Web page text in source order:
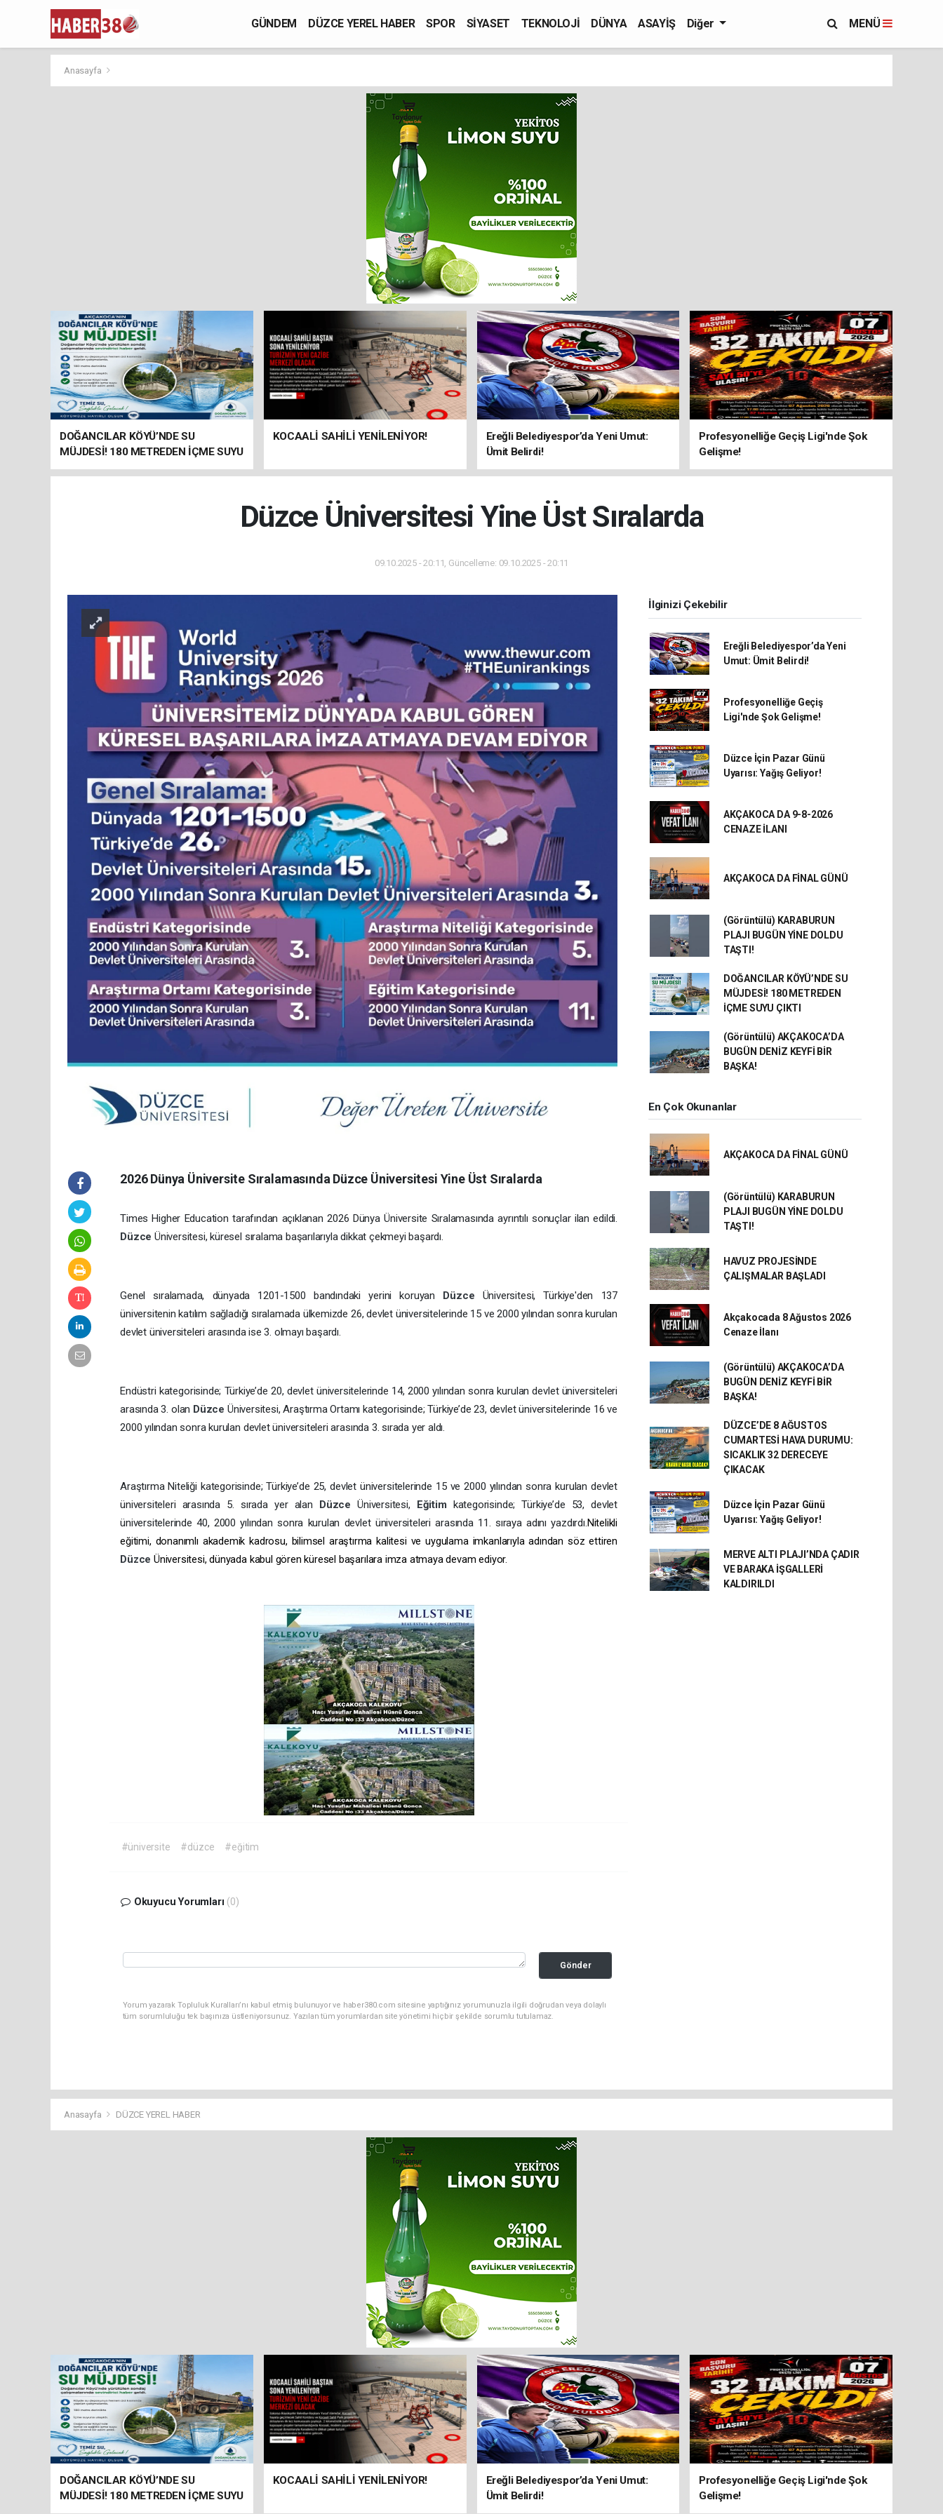
GÜNDEM DÜZCE YEREL HABER SPOR SİYASET TEKNOLOJİ DÜNYA ASAYİŞ Diğer MENÜ
Anasayfa
DOĞANCILAR KÖYÜ’NDE SU
MÜJDESİ! 180 METREDEN İÇME SUYU
ÇIKTI
KOCAALİ SAHİLİ YENİLENİYOR!
Ereğli Belediyespor’da Yeni Umut:
Ümit Belirdi!
Profesyonelliğe Geçiş Ligi'nde Şok
Gelişme!
Düzce Üniversitesi Yine Üst Sıralarda
09.10.2025 - 20:11, Güncelleme: 09.10.2025 - 20:11
2026 Dünya Üniversite Sıralamasında Düzce Üniversitesi Yine Üst Sıralarda
Times Higher Education tarafından açıklanan 2026 Dünya Üniversite Sıralamasında ayrıntılı sonuçlar ilan edildi.
Düzce Üniversitesi, küresel sıralama başarılarıyla dikkat çekmeyi başardı.
Genel sıralamada, dünyada 1201-1500 bandındaki yerini koruyan Düzce Üniversitesi, Türkiye'den 137
üniversitenin katılım sağladığı sıralamada ülkemizde 26, devlet üniversitelerinde 15 ve 2000 yılından sonra kurulan
devlet üniversiteleri arasında ise 3. olmayı başardı.
Endüstri kategorisinde; Türkiye’de 20, devlet üniversitelerinde 14, 2000 yılından sonra kurulan devlet üniversiteleri
arasında 3. olan Düzce Üniversitesi, Araştırma Ortamı kategorisinde; Türkiye’de 23, devlet üniversitelerinde 16 ve
2000 yılından sonra kurulan devlet üniversiteleri arasında 3. sırada yer aldı.
Araştırma Niteliği kategorisinde; Türkiye’de 25, devlet üniversitelerinde 15 ve 2000 yılından sonra kurulan devlet
üniversiteleri arasında 5. sırada yer alan DüzceÜniversitesi, Eğitim kategorisinde; Türkiye’de 53, devlet
üniversitelerinde 40, 2000 yılından sonra kurulan devlet üniversiteleri arasında 11. sıraya adını yazdırdı.Nitelikli
eğitimi, donanımlı akademik kadrosu, bilimsel araştırma kalitesi ve uygulama imkanlarıyla adından söz ettiren
Düzce Üniversitesi, dünyada kabul gören küresel başarılara imza atmaya devam ediyor.
#üniversite #düzce #eğitim
Okuyucu Yorumları (0)
Gönder
Yorum yazarak Topluluk Kuralları’nı kabul etmiş bulunuyor ve haber380.com sitesine yaptığınız yorumunuzla ilgili doğrudan veya dolaylı
tüm sorumluluğu tek başınıza üstleniyorsunuz. Yazılan tüm yorumlardan site yönetimi hiçbir şekilde sorumlu tutulamaz.
İlginizi Çekebilir
Ereğli Belediyespor’da Yeni
Umut: Ümit Belirdi!
Profesyonelliğe Geçiş
Ligi'nde Şok Gelişme!
Düzce İçin Pazar Günü
Uyarısı: Yağış Geliyor!
AKÇAKOCA DA 9-8-2026
CENAZE İLANI
AKÇAKOCA DA FİNAL GÜNÜ
(Görüntülü) KARABURUN
PLAJI BUGÜN YİNE DOLDU
TAŞTI!
DOĞANCILAR KÖYÜ’NDE SU
MÜJDESİ! 180 METREDEN
İÇME SUYU ÇIKTI
(Görüntülü) AKÇAKOCA’DA
BUGÜN DENİZ KEYFİ BİR
BAŞKA!
En Çok Okunanlar
AKÇAKOCA DA FİNAL GÜNÜ
(Görüntülü) KARABURUN
PLAJI BUGÜN YİNE DOLDU
TAŞTI!
HAVUZ PROJESİNDE
ÇALIŞMALAR BAŞLADI
Akçakocada 8 Ağustos 2026
Cenaze İlanı
(Görüntülü) AKÇAKOCA’DA
BUGÜN DENİZ KEYFİ BİR
BAŞKA!
DÜZCE’DE 8 AĞUSTOS
CUMARTESİ HAVA DURUMU:
SICAKLIK 32 DERECEYE
ÇIKACAK
Düzce İçin Pazar Günü
Uyarısı: Yağış Geliyor!
MERVE ALTI PLAJI’NDA ÇADIR
VE BARAKA İŞGALLERİ
KALDIRILDI
Anasayfa DÜZCE YEREL HABER
DOĞANCILAR KÖYÜ’NDE SU
MÜJDESİ! 180 METREDEN İÇME SUYU
ÇIKTI
KOCAALİ SAHİLİ YENİLENİYOR!
Ereğli Belediyespor’da Yeni Umut:
Ümit Belirdi!
Profesyonelliğe Geçiş Ligi'nde Şok
Gelişme!